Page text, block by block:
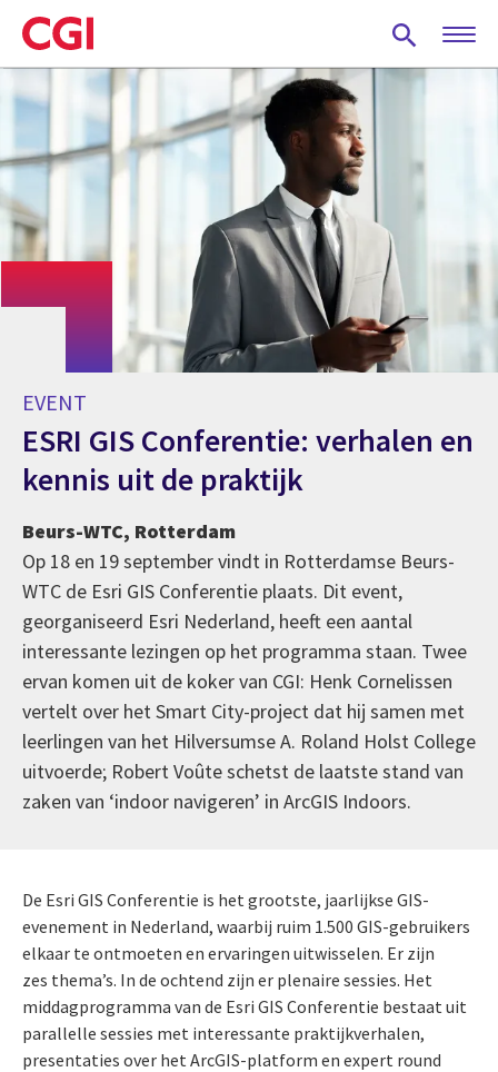
Skip
to
main
content
EVENT
ESRI GIS Conferentie: verhalen en
kennis uit de praktijk
Beurs-WTC, Rotterdam
Op 18 en 19 september vindt in Rotterdamse Beurs-
WTC de Esri GIS Conferentie plaats. Dit event,
georganiseerd Esri Nederland, heeft een aantal
interessante lezingen op het programma staan. Twee
ervan komen uit de koker van CGI: Henk Cornelissen
vertelt over het Smart City-project dat hij samen met
leerlingen van het Hilversumse A. Roland Holst College
uitvoerde; Robert Voûte schetst de laatste stand van
zaken van ‘indoor navigeren’ in ArcGIS Indoors.
De Esri GIS Conferentie is het grootste, jaarlijkse GIS-
evenement in Nederland, waarbij ruim 1.500 GIS-gebruikers
elkaar te ontmoeten en ervaringen uitwisselen. Er zijn
zes thema’s. In de ochtend zijn er plenaire sessies. Het
middagprogramma van de Esri GIS Conferentie bestaat uit
parallelle sessies met interessante praktijkverhalen,
presentaties over het ArcGIS-platform en expert round